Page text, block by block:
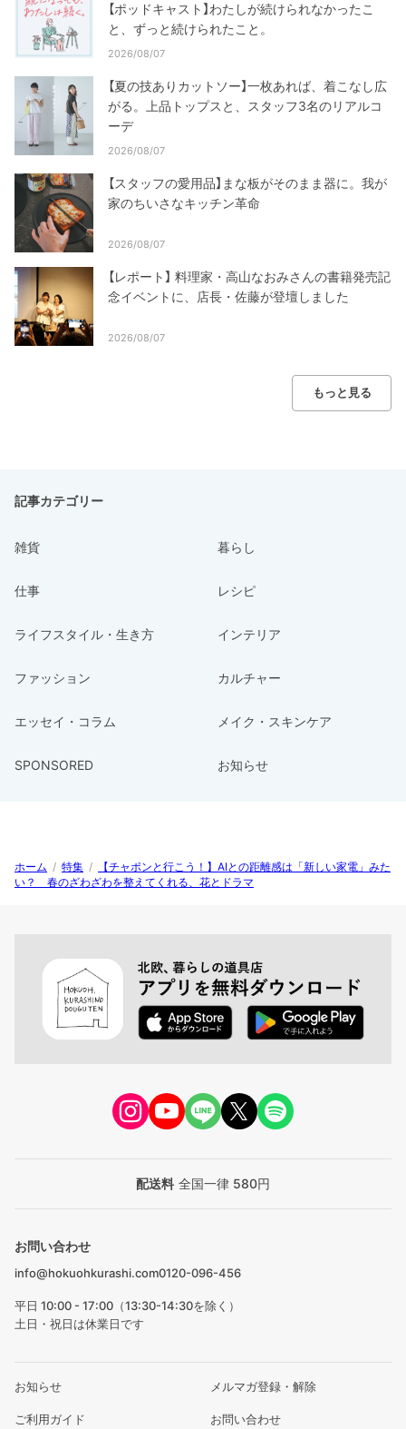
【ポッドキャスト】わたしが続けられなかったこ
と、ずっと続けられたこと。
2026/08/07
【夏の技ありカットソー】一枚あれば、着こなし広
がる。上品トップスと、スタッフ3名のリアルコ
ーデ
2026/08/07
【スタッフの愛用品】まな板がそのまま器に。我が
家のちいさなキッチン革命
2026/08/07
【レポート】 料理家・高山なおみさんの書籍発売記
念イベントに、店長・佐藤が登壇しました
2026/08/07
もっと見る
記事カテゴリー
雑貨 暮らし
仕事 レシピ
ライフスタイル・生き方 インテリア
ファッション カルチャー
エッセイ・コラム メイク・スキンケア
SPONSORED お知らせ
ホーム / 特集 /
【チャポンと行こう！】AIとの距離感は「新しい家電」みた
い？ 春のざわざわを整えてくれる、花とドラマ
配送料 全国一律 580円
お問い合わせ
info@hokuohkurashi.com0120-096-456
平日 10:00 - 17:00（13:30-14:30を除く）
土日・祝日は休業日です
お知らせ メルマガ登録・解除
ご利用ガイド お問い合わせ